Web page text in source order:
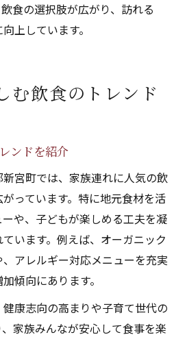
食の選択肢が広がり、訪れる
上しています。
む飲食のトレンド
ンドを紹介
宮町では、家族連れに人気の飲
っています。特に地元食材を活
や、子どもが楽しめる工夫を凝
います。例えば、オーガニック
アレルギー対応メニューを充実
傾向にあります。
康志向の高まりや子育て世代の
家族みんなが安心して食事を楽